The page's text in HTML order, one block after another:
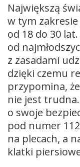
Największą
w tym
od 18 do 30
od
z zasadami
dzięki czemu
przypomina,
nie jest
o swoje
pod numer
na plecach, a
klatki